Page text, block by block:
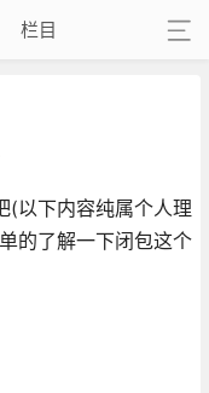
栏目
(以下内容纯属个人理
的了解一下闭包这个